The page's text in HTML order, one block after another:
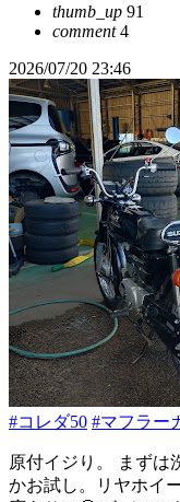
thumb_up 91
comment4
2026/07/20 23:46
#コレダ50 #マフラー
原付イジり。 まずは
かお試し。リヤホイ